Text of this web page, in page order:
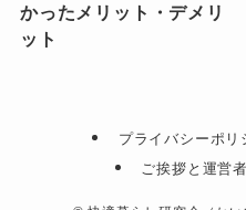
かったメリット・デメリ
ット
プライバシーポリ
ご挨拶と運営